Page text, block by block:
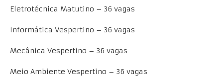
Eletrotécnica Matutino – 36 vagas
Informática Vespertino – 36 vagas
Mecânica Vespertino – 36 vagas
Meio Ambiente Vespertino – 36 vagas